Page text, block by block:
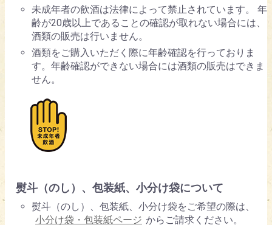
未成年者の飲酒は法律によって禁止されています。 年
齢が20歳以上であることの確認が取れない場合には、
酒類の販売は行いません。
酒類をご購入いただく際に年齢確認を行っておりま
す。年齢確認ができない場合には酒類の販売はできま
せん。
熨斗（のし）、包装紙、小分け袋について
熨斗（のし）、包装紙、小分け袋をご希望の際は、
小分け袋・包装紙ページ からご請求ください。